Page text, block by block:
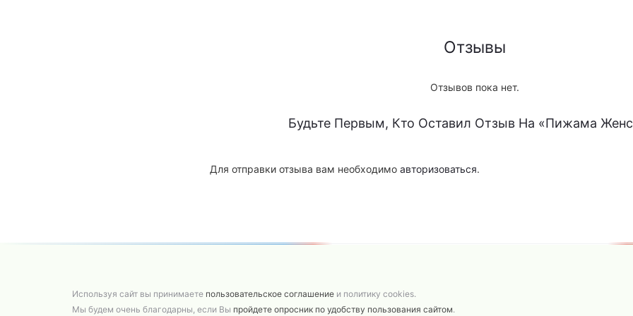
Отзывы
Отзывов пока нет.
Будьте Первым, Кто Оставил Отзыв На «Пижама
Для отправки отзыва вам необходимо авторизоваться.
Используя сайт вы принимаете пользовательское соглашение и политику cookies.
Мы будем очень благодарны, если Вы пройдете опросник по удобству пользования сайтом.